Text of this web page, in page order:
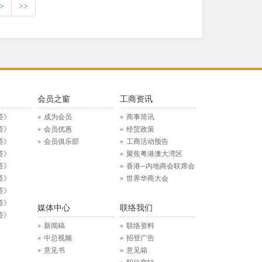
>>
会员之窗
成为会员
会员优惠
会员俱乐部
工商资讯
商事简讯
经贸政策
工商活动预告
聚焦粤港澳大湾区
香港─内地商会联席会
世界华商大会
媒体中心
新闻稿
中总视频
意见书
联络我们
联络资料
招登广告
意见箱